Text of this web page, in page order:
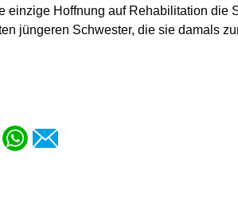
einzige Hoffnung auf Rehabilitation die
jüngeren Schwester, die sie damals